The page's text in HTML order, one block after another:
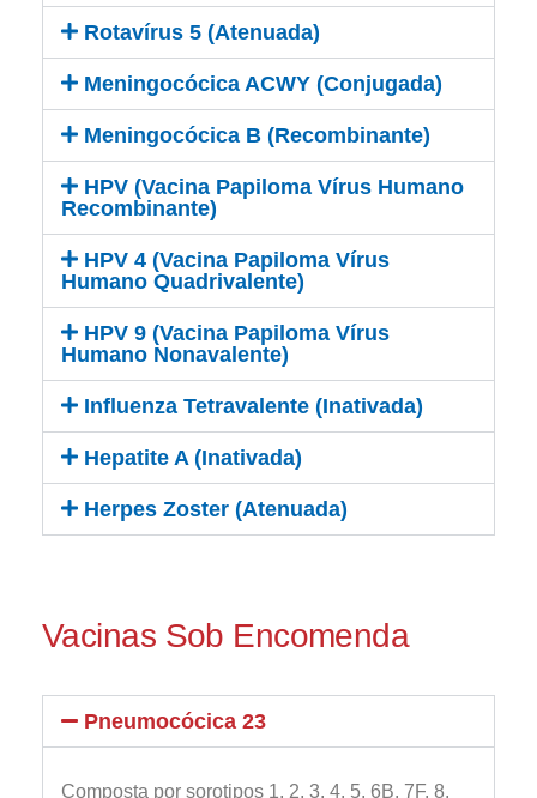
Rotavírus 5 (Atenuada)
Meningocócica ACWY (Conjugada)
Meningocócica B (Recombinante)
HPV (Vacina Papiloma Vírus Humano
Recombinante)
HPV 4 (Vacina Papiloma Vírus
Humano Quadrivalente)
HPV 9 (Vacina Papiloma Vírus
Humano Nonavalente)
Influenza Tetravalente (Inativada)
Hepatite A (Inativada)
Herpes Zoster (Atenuada)
Vacinas Sob Encomenda
Pneumocócica 23
Composta por sorotipos 1, 2, 3, 4, 5, 6B, 7F, 8,